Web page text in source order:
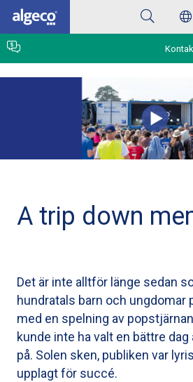
Hoppa
huvudinnehåll
A trip down
Det är inte alltför länge sedan
hundratals barn och ungdomar
med en spelning av
kunde inte ha valt en bättre
på. Solen sken, publiken var
upplagt för succé.